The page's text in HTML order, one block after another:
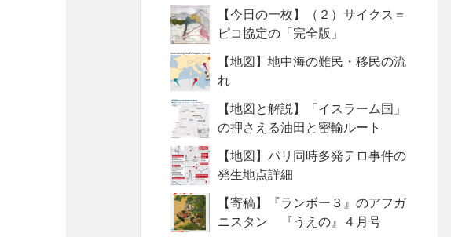
【今日の一枚】（２）サイクス＝
ピコ協定の「完全版」
【地図】地中海の難民・移民の流
れ
【地図と解説】「イスラーム国」
の押さえる油田と密輸ルート
【地図】パリ同時多発テロ事件の
発生地点詳細
【寄稿】『ランボー３』のアフガ
ニスタン 『うえの』４月号